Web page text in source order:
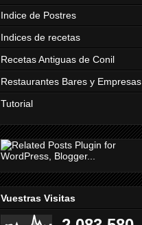
Indice de Postres
Indices de recetas
Recetas Antiguas de Conil
Restaurantes Bares y Empresas
Tutorial
Vuestras Visitas